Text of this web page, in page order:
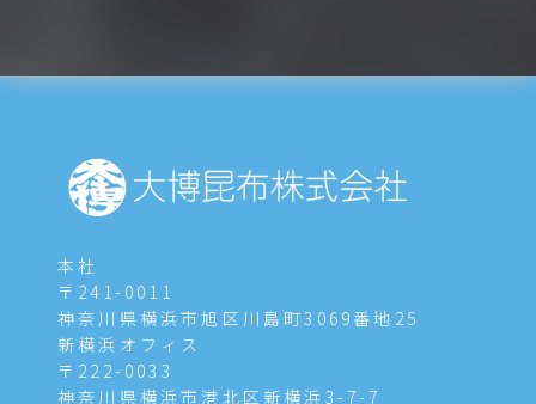
本社
〒241-0011
神奈川県横浜市旭区川島町3069番地25
新横浜オフィス
〒222-0033
神奈川県横浜市港北区新横浜3-7-7